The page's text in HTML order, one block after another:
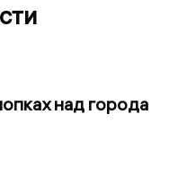
над города